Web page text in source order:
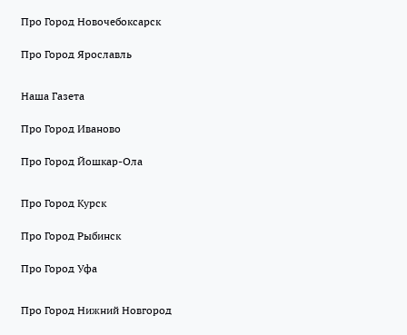
Про Город Новочебоксарск
Про Город Ярославль
Наша Газета
Про Город Иваново
Про Город Йошкар-Ола
Про Город Курск
Про Город Рыбинск
Про Город Уфа
Про Город Нижний Новгород